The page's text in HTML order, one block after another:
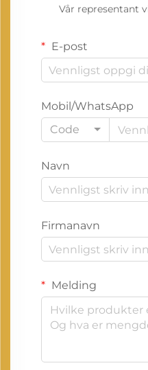
Vår representant
E-post
Mobil/WhatsApp
Code
Navn
Firmanavn
Melding